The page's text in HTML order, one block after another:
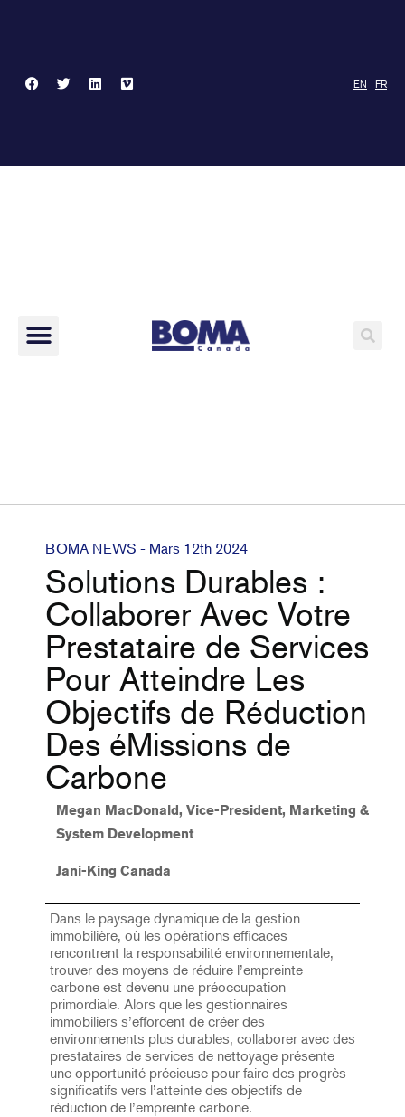
EN FR
BOMA NEWS - Mars 12th 2024
Solutions Durables :
Collaborer Avec Votre
Prestataire de Services
Pour Atteindre Les
Objectifs de Réduction
Des éMissions de
Carbone
Megan MacDonald, Vice-President, Marketing &
System Development
Jani-King Canada
Dans le paysage dynamique de la gestion
immobilière, où les opérations efficaces
rencontrent la responsabilité environnementale,
trouver des moyens de réduire l’empreinte
carbone est devenu une préoccupation
primordiale. Alors que les gestionnaires
immobiliers s’efforcent de créer des
environnements plus durables, collaborer avec des
prestataires de services de nettoyage présente
une opportunité précieuse pour faire des progrès
significatifs vers l’atteinte des objectifs de
réduction de l’empreinte carbone.